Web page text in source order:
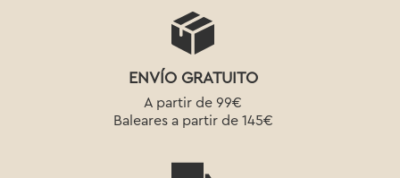
ENVÍO GRATUITO
A partir de 99€
Baleares a partir de 145€